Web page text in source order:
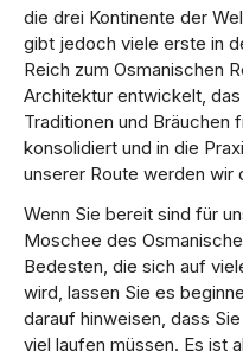
die drei Kontinente der
gibt jedoch viele erste in
Reich zum Osmanischen
Architektur entwickelt,
Traditionen und Bräuchen
konsolidiert und in die
unserer Route werden
Wenn Sie bereit sind für
Moschee des
Bedesten, die sich auf
wird, lassen Sie es
darauf hinweisen, dass
viel laufen müssen. Es ist